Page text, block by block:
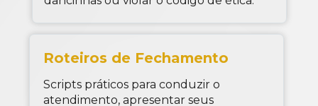
Roteiros de Fechamento
Scripts práticos para conduzir o
atendimento, apresentar seus